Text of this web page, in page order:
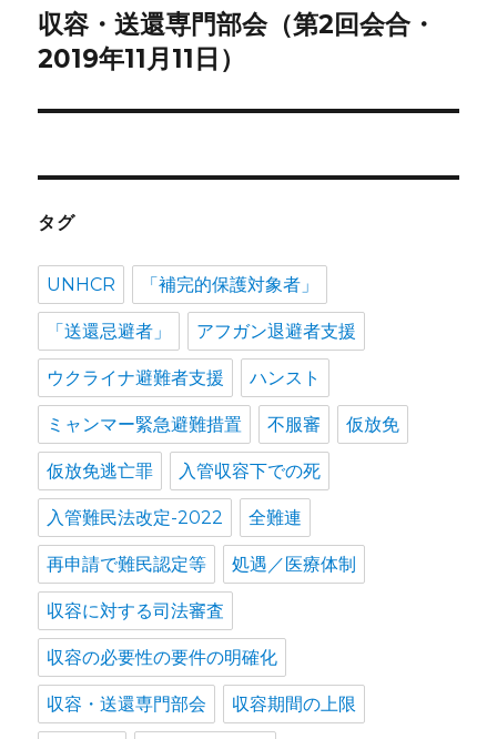
ョ
ン
次
の
稿:
収容・送還専門部会（第2回会合・
2019年11月11日）
タグ
UNHCR 「補完的保護対象者」
「送還忌避者」 アフガン退避者支援
ウクライナ避難者支援 ハンスト
ミャンマー緊急避難措置 不服審 仮放免
仮放免逃亡罪 入管収容下での死
入管難民法改定-2022 全難連
再申請で難民認定等 処遇／医療体制
収容に対する司法審査
収容の必要性の要件の明確化
収容・送還専門部会 収容期間の上限